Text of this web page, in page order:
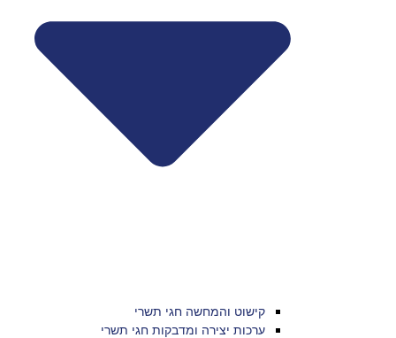
קישוט והמחשה חגי תשרי
ערכות יצירה ומדבקות חגי תשרי